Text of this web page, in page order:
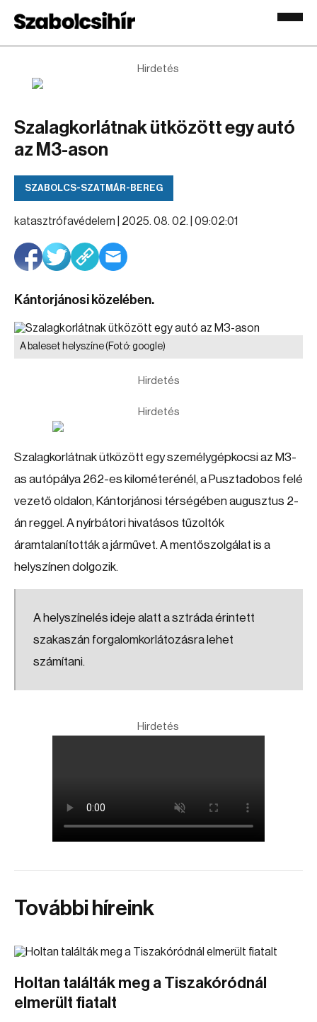
Hirdetés
Szalagkorlátnak ütközött egy autó
az M3-ason
SZABOLCS-SZATMÁR-BEREG
katasztrófavédelem | 2025. 08. 02. | 09:02:01
Kántorjánosi közelében.
A baleset helyszíne(Fotó: google)
Hirdetés
Hirdetés
Szalagkorlátnak ütközött egy személygépkocsi az M3-
as autópálya 262-es kilométerénél, a Pusztadobos felé
vezető oldalon, Kántorjánosi térségében augusztus 2-
án reggel. A nyírbátori hivatásos tűzoltók
áramtalanították a járművet. A mentőszolgálat is a
helyszínen dolgozik.
A helyszínelés ideje alatt a sztráda érintett
szakaszán forgalomkorlátozásra lehet
számítani.
Hirdetés
További híreink
Holtan találták meg a Tiszakóródnál
elmerült fiatalt